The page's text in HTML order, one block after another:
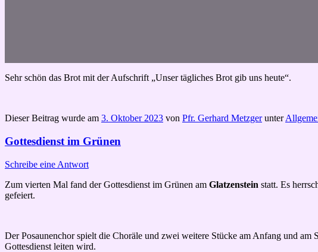
Sehr schön das Brot mit der Aufschrift „Unser tägliches Brot gib uns heute“.
Dieser Beitrag wurde am 3. Oktober 2023 von Pfr. Gerhard Metzgerunter
Gottesdienst im Grünen
Schreibe eine Antwort
Zum vierten Mal fand der Gottesdienst im Grünen am Glatzenstein statt. Es
gefeiert.
Der Posaunenchor spielt die Choräle und zwei weitere Stücke am Anfang und
Gottesdienst leiten wird.